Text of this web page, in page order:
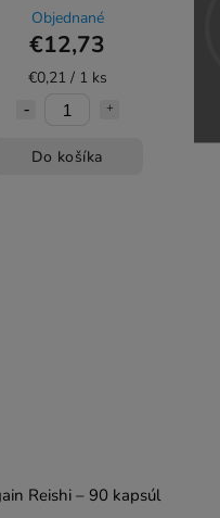
Objednané
€12,73
€0,21 / 1 ks
Do košíka
Reishi – 90 kapsúl